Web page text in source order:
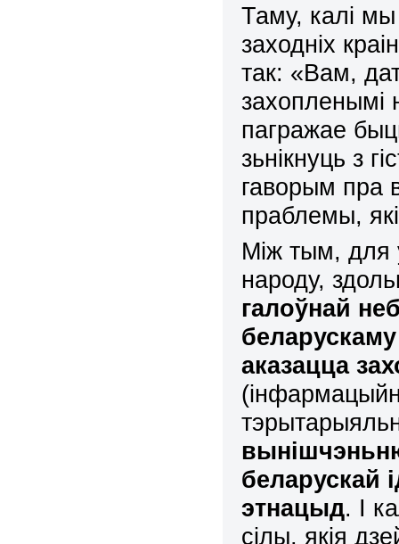
Таму, калі
заходніх
так: «Вам,
захопленымі
пагражае
зьнікнуць з
гаворым пра
праблемы,
Між тым, для
народу,
галоўнай
аказацца
беларускай
этнацыд. І
сілы, якія